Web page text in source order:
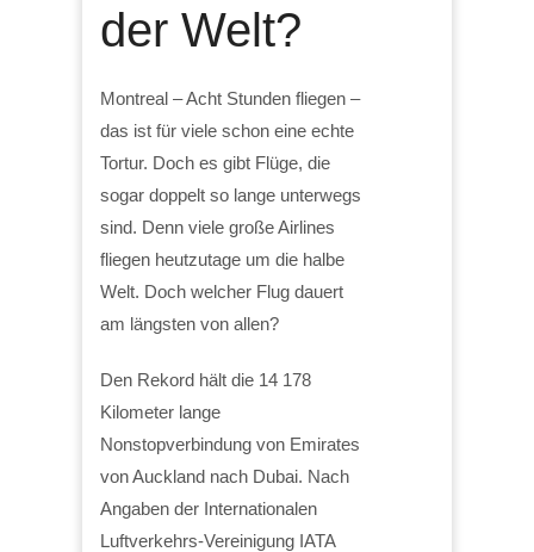
der Welt?
Montreal – Acht Stunden fliegen –
das ist für viele schon eine echte
Tortur. Doch es gibt Flüge, die
sogar doppelt so lange unterwegs
sind. Denn viele große Airlines
fliegen heutzutage um die halbe
Welt. Doch welcher Flug dauert
am längsten von allen?
Den Rekord hält die 14 178
Kilometer lange
Nonstopverbindung von Emirates
von Auckland nach Dubai. Nach
Angaben der Internationalen
Luftverkehrs-Vereinigung IATA